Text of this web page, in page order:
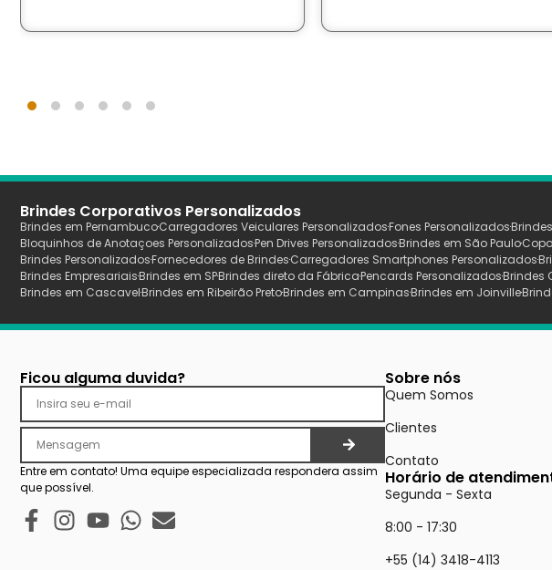
Brindes Corporativos Personalizados
Brindes em PernambucoCarregadores Veiculares PersonalizadosFones Personalizados
Bloquinhos de Anotaçoes PersonalizadosPen Drives PersonalizadosBrindes em São Paulo
Brindes PersonalizadosFornecedores de BrindesCarregadores Smartphones Personalizados
Brindes EmpresariaisBrindes em SPBrindes direto da FábricaPencards PersonalizadosBrindes
Brindes em CascavelBrindes em Ribeirão PretoBrindes em CampinasBrindes em Joinville
Ficou alguma duvida?
Entre em contato! Uma equipe especializada respondera assim
que possível.
Sobre nós
Quem Somos
Clientes
Contato
Horário de
Segunda - Sexta
8:00 - 17:30
+55 (14) 3418-4113